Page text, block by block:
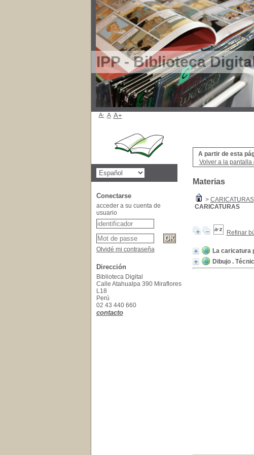
IPP - Biblioteca
A partir de esta
Volver a la
Materias
> CARICATURAS
CARICATURAS
Refinar
La caricatura
Dibujo .
A- A A+
Conectarse
acceder a su cuenta de
usuario
Olvidé mi contraseña
Dirección
Biblioteca Digital
Calle Atahualpa 390 Miraflores
L18
Perú
02 43 440 660
contacto